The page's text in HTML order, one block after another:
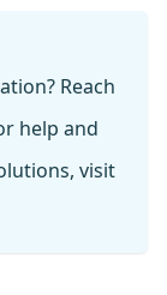
Reach
help and
visit